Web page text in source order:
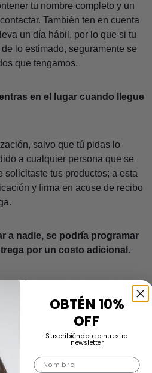
tu nombre completo y un
También ten en cuenta
un día hábil, por lo que si tu
lo estimado, seguramente se
que tengamos.
en el lugar cuando llegue
salvo que tú pidas lo
a cualquier persona que se
solicitaste tus productos; a esta
y firma en acuse de recibo
a nadie, se podría programar
por un costo adicional.
de entrega en caso que en
es devuelto a tienda y se
de envío por un cargo extra.
OBTÉN 10%
OFF
Suscribiéndote a nuestro
newsletter
Nombre